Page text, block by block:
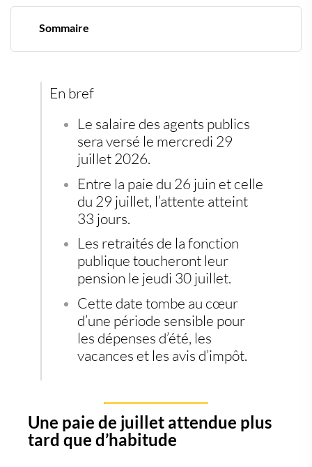
Sommaire
Un mois où les finances personnelles se croisent
En bref
Le salaire des agents publics
sera versé le mercredi 29
juillet 2026.
Entre la paie du 26 juin et celle
du 29 juillet, l’attente atteint
33 jours.
Les retraités de la fonction
publique toucheront leur
pension le jeudi 30 juillet.
Cette date tombe au cœur
d’une période sensible pour
les dépenses d’été, les
vacances et les avis d’impôt.
Une paie de juillet attendue plus
tard que d’habitude